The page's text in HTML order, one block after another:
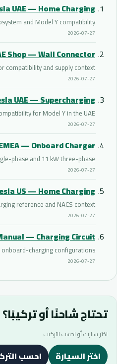
UAE — Home Charging
and Model Y compatibility.
2026-07-27
Shop — Wall Connector
compatibility and supply context.
2026-07-27
UAE — Supercharging
for Model Y in the UAE.
2026-07-27
— Onboard Charger
phase and 11 kW three-phase.
2026-07-27
US — Home Charging
reference and NACS context.
2026-07-27
— Charging Circuit
charging configurations.
2026-07-27
تحتاج شاحنًا أو تركيبًا؟
اختر سيارتك أو احسب التركيب.
اختر السيارة احسب